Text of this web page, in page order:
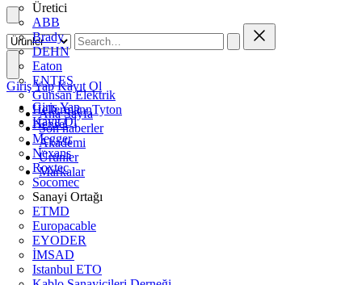
Üretici
ABB
Brady
DEHN
Eaton
ENTES
Günsan Elektrik
HellermannTyton
Hensel
Megger
Nexans
Roxtec
Socomec
Sanayi Ortağı
ETMD
Europacable
EYODER
İMSAD
Istanbul ETO
Giriş Yap
Kayıt Ol
Giriş Yap Kayıt Ol
Ana Sayfa
Son haberler
Akademi
Ürünler
Markalar